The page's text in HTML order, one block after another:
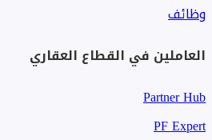
وظائف
العاملين في القطاع العقاري
Partner Hub
PF Expert